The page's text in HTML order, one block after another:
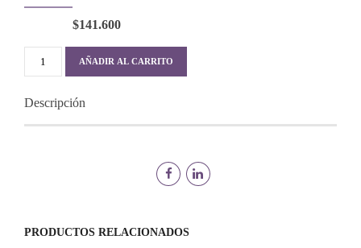
$141.600
CUIDADO
DEL
AÑADIR AL CARRITO
Descripción
PRODUCTOS RELACIONADOS